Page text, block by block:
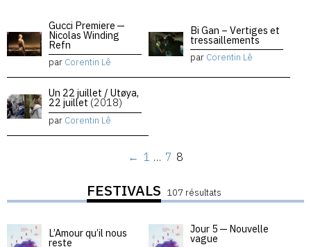
Gucci Premiere —
Nicolas Winding
Refn
par Corentin Lê
Bi Gan – Vertiges et
tressaillements
par Corentin Lê
Un 22 juillet / Utøya,
22 juillet (2018)
par Corentin Lê
← 1 … 7 8
FESTIVALS 107 résultats
L’Amour qu’il nous
reste
Jour 5 — Nouvelle
vague